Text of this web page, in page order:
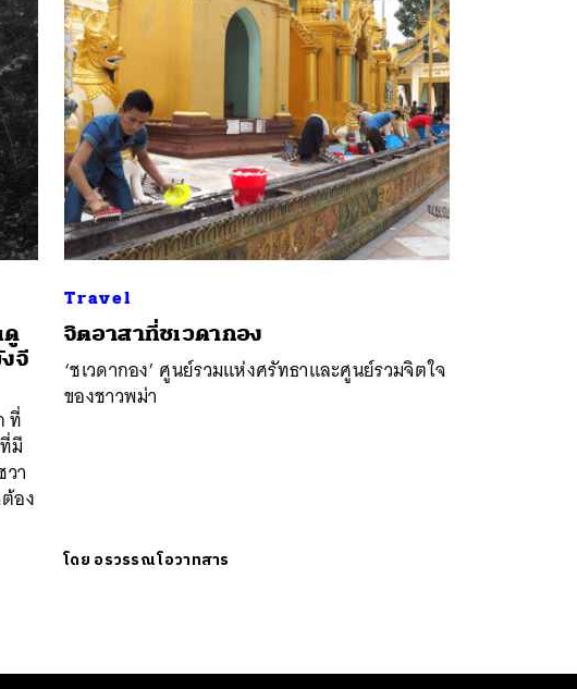
ดู
จี
ที่
มี
า
อง
Travel
จิตอาสาที่ชเวดากอง
‘ชเวดากอง’ ศูนย์รวมแห่งศรัทธาและศูนย์รวมจิตใจ
ของชาวพม่า
โดย อรวรรณ โอวาทสาร